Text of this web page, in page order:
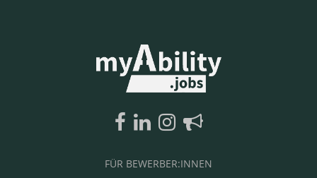
FÜR BEWERBER:INNEN